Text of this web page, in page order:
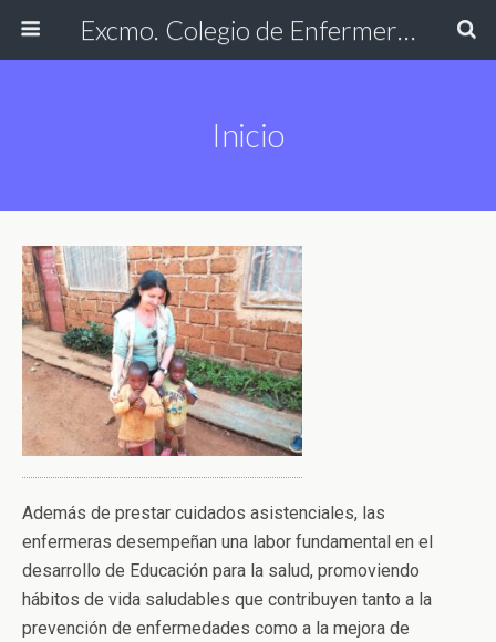
Excmo. Colegio de Enfermería de Cádiz
Inicio
Además de prestar cuidados asistenciales, las
enfermeras desempeñan una labor fundamental en el
desarrollo de Educación para la salud, promoviendo
hábitos de vida saludables que contribuyen tanto a la
prevención de enfermedades como a la mejora de